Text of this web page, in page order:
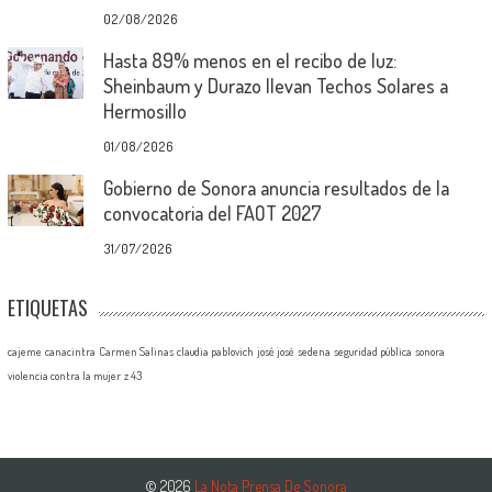
02/08/2026
Hasta 89% menos en el recibo de luz:
Sheinbaum y Durazo llevan Techos Solares a
Hermosillo
01/08/2026
Gobierno de Sonora anuncia resultados de la
convocatoria del FAOT 2027
31/07/2026
ETIQUETAS
cajeme canacintra Carmen Salinas claudia pablovich josé josé sedena seguridad pública sonora
violencia contra la mujer z 43
© 2026 La Nota Prensa De Sonora